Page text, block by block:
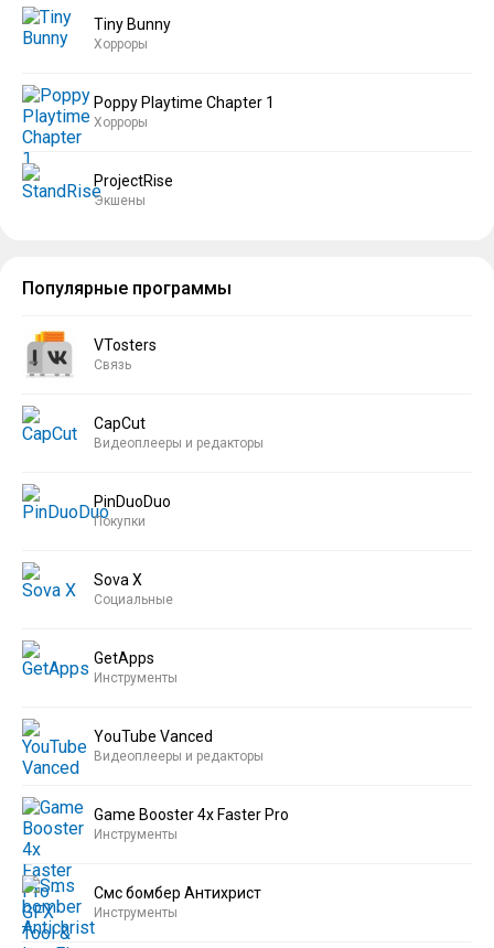
Tiny Bunny
Хорроры
Poppy Playtime Chapter 1
Хорроры
ProjectRise
Экшены
Популярные программы
VTosters
Связь
CapCut
Видеоплееры и редакторы
PinDuoDuo
Покупки
Sova X
Социальные
GetApps
Инструменты
YouTube Vanced
Видеоплееры и редакторы
Game Booster 4x Faster Pro
Инструменты
Смс бомбер Антихрист
Инструменты